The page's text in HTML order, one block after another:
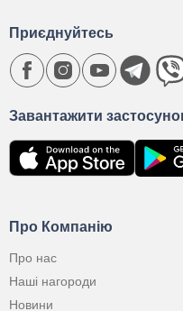
Про Компанію
Про нас
Наші нагороди
Новини
Завантажити
Приєднуйтесь